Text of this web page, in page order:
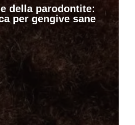
della parodontite:
per gengive sane